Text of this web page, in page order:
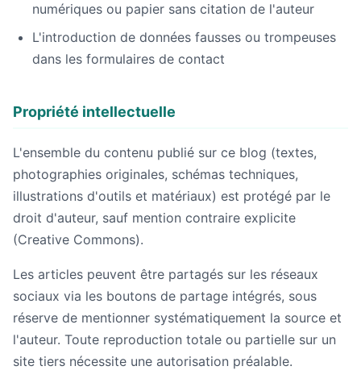
numériques ou papier sans citation de l'auteur
L'introduction de données fausses ou trompeuses
dans les formulaires de contact
Propriété intellectuelle
L'ensemble du contenu publié sur ce blog (textes,
photographies originales, schémas techniques,
illustrations d'outils et matériaux) est protégé par le
droit d'auteur, sauf mention contraire explicite
(Creative Commons).
Les articles peuvent être partagés sur les réseaux
sociaux via les boutons de partage intégrés, sous
réserve de mentionner systématiquement la source et
l'auteur. Toute reproduction totale ou partielle sur un
site tiers nécessite une autorisation préalable.